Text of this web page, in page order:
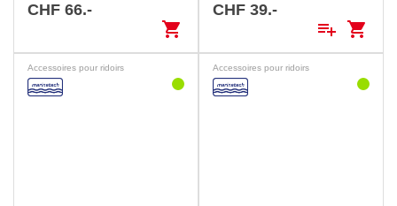
CHF 66.-
shopping_cart
CHF 39.-
playlist_add shopping_cart
Accessoires pour ridoirs Accessoires pour ridoirs